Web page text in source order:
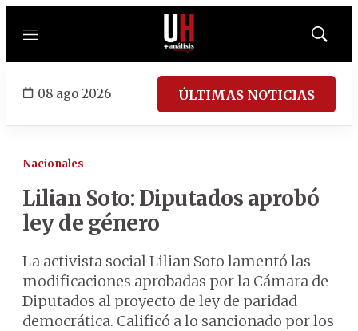
Menú
Mostrar
08 ago 2026 ÚLTIMAS NOTICIAS
Nacionales
Lilian Soto: Diputados aprobó
ley de género
La activista social Lilian Soto lamentó las
modificaciones aprobadas por la Cámara de
Diputados al proyecto de ley de paridad
democrática. Calificó a lo sancionado por los